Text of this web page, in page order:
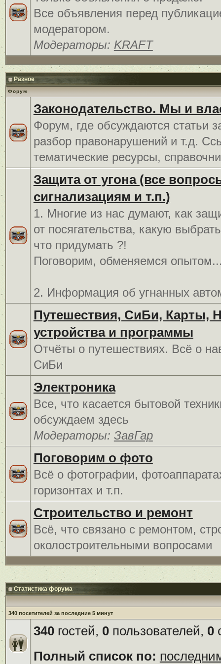
Все объявления перед
модератором.
Модераторы: KRAFT
Разное
Форум
Законодательство. Мы и
Форум, где обсуждаются статьи
разбор правонарушений и т.д.
тематические ресурсы,
Защита от угона (все
сигнализациям и т.п.)
1. Многие из нас думают, как
от посягательства, какую
что придумать ?!
Поговорим, обменяемся
2. Информация об угнанных
Путешествия, СиБи, Карты,
устройства и программы
Отчёты о путешествиях. Всё о
СиБи
Электроника
Все, что касается бытовой
обсуждаем здесь
Модераторы: ЗавГар
Поговорим о фото
Всё о фотографии,
горизонтах и т.п.
Строительство и ремонт
Всё, что связано с ремонтом,
околостроительными вопросами
Статистика форума
340 посетителей за последние 5 минут
340гостей, 0пользователей, 0
Полный список по: